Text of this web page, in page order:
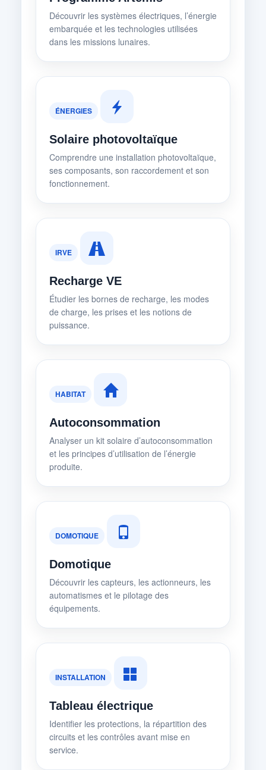
Découvrir les systèmes électriques, l’énergie
embarquée et les technologies utilisées
dans les missions lunaires.
ÉNERGIES
Solaire photovoltaïque
Comprendre une installation photovoltaïque,
ses composants, son raccordement et son
fonctionnement.
IRVE
Recharge VE
Étudier les bornes de recharge, les modes
de charge, les prises et les notions de
puissance.
HABITAT
Autoconsommation
Analyser un kit solaire d’autoconsommation
et les principes d’utilisation de l’énergie
produite.
DOMOTIQUE
Domotique
Découvrir les capteurs, les actionneurs, les
automatismes et le pilotage des
équipements.
INSTALLATION
Tableau électrique
Identifier les protections, la répartition des
circuits et les contrôles avant mise en
service.